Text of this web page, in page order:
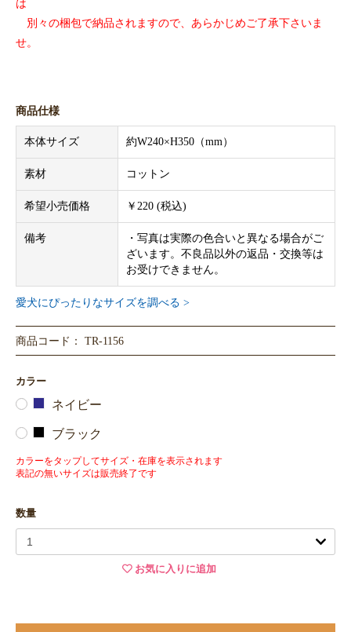
は
別々の梱包で納品されますので、あらかじめご了承下さいま
せ。
商品仕様
本体サイズ 約W240×H350（mm）
素材 コットン
希望小売価格 ￥220 (税込)
備考
・写真は実際の色合いと異なる場合がご
ざいます。不良品以外の返品・交換等は
お受けできません。
愛犬にぴったりなサイズを調べる >
商品コード： TR-1156
カラー
ネイビー
ブラック
カラーをタップしてサイズ・在庫を表示されます
表記の無いサイズは販売終了です
数量
お気に入りに追加